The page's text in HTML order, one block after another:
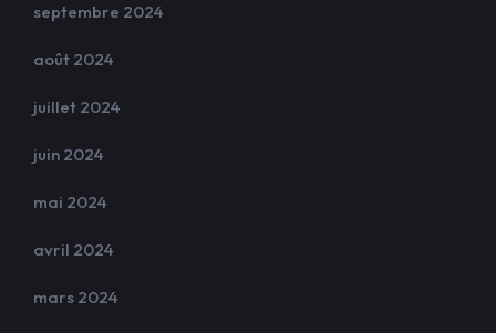
septembre 2024
août 2024
juillet 2024
juin 2024
mai 2024
avril 2024
mars 2024